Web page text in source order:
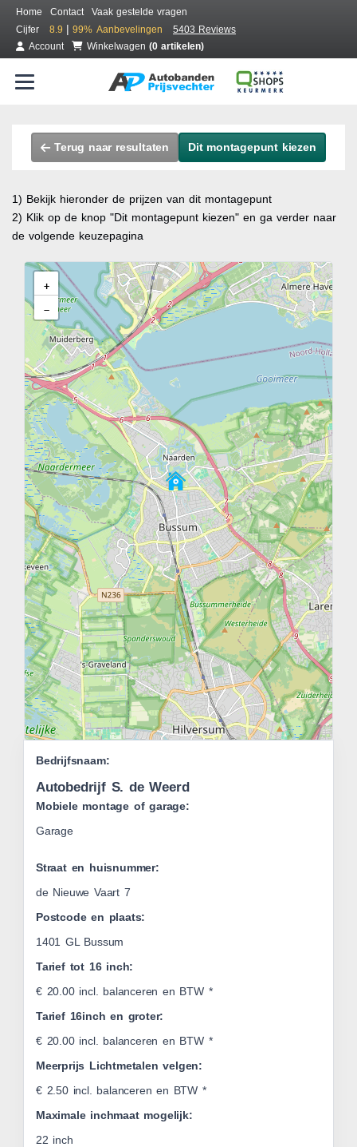
Home Contact
Vaak gestelde vragen
Cijfer
8.9 | 99% Aanbevelingen
5403 Reviews
Account
Winkelwagen (0 artikelen)
Terug naar resultaten Dit montagepunt kiezen
1) Bekijk hieronder de prijzen van dit montagepunt
2) Klik op de knop "Dit montagepunt kiezen" en ga verder naar
de volgende keuzepagina
+
−
Bedrijfsnaam:
Autobedrijf S. de Weerd
Mobiele montage of garage:
Garage
Straat en huisnummer:
de Nieuwe Vaart 7
Postcode en plaats:
1401 GL Bussum
Tarief tot 16 inch:
€ 20.00 incl. balanceren en BTW *
Tarief 16inch en groter:
€ 20.00 incl. balanceren en BTW *
Meerprijs Lichtmetalen velgen:
€ 2.50 incl. balanceren en BTW *
Maximale inchmaat mogelijk:
22 inch